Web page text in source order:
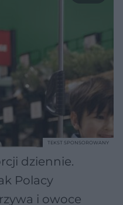
dziennie.
Polacy
i owoce
TEKST SPONSOROWANY